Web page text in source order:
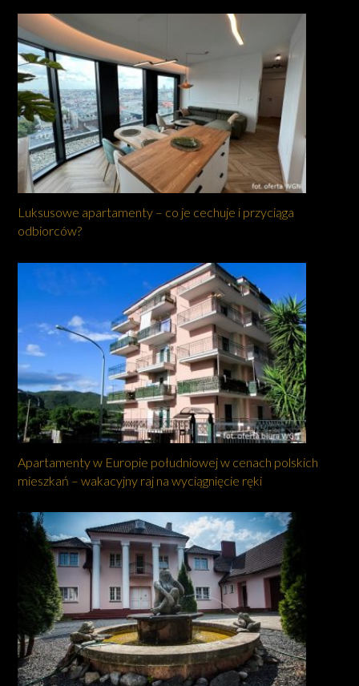
Luksusowe apartamenty – co je cechuje i przyciąga
odbiorców?
Apartamenty w Europie południowej w cenach polskich
mieszkań – wakacyjny raj na wyciągnięcie ręki